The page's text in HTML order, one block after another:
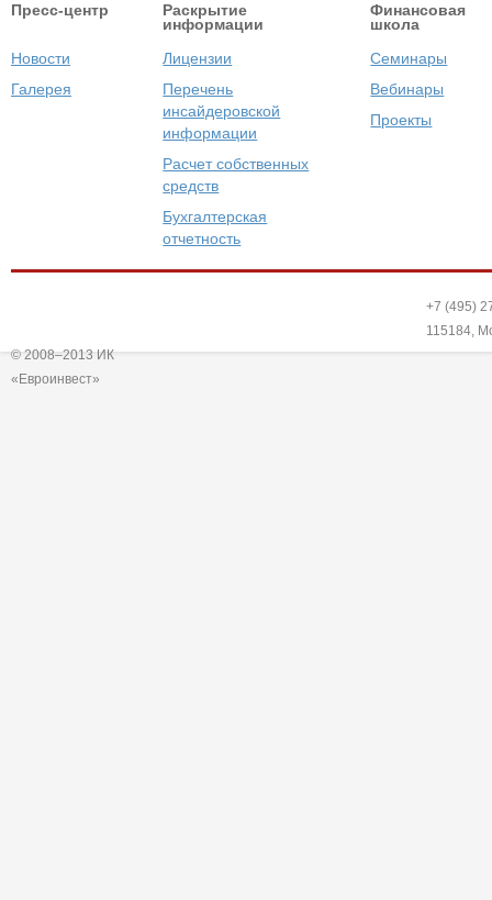
Пресс-центр
Новости
Галерея
Раскрытие
информации
Лицензии
Перечень
инсайдеровской
информации
Расчет собственных
средств
Бухгалтерская
отчетность
Финансовая
школа
Семинары
Вебинары
Проекты
© 2008–2013 ИК
«Евроинвест»
+7 (495)
115184